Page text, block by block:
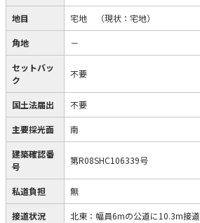
地目 宅地 （現状：宅地）
角地 －
セットバッ
ク
不要
国土法届出 不要
主要採光面 南
建築確認番
号
第R08SHC106339号
私道負担 無
接道状況 北東：幅員6mの公道に10.3m接道